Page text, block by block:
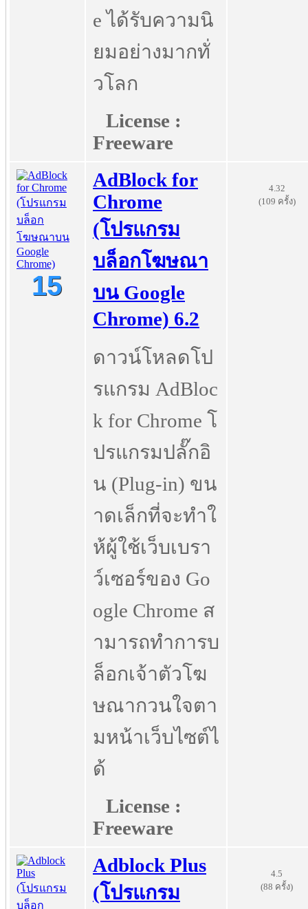
e ได้รับความนิ
ยมอย่างมากทั่
วโลก
License :
Freeware
15
AdBlock for
Chrome
(โปรแกรม
บล็อกโฆษณา
บน Google
Chrome) 6.2
ดาวน์โหลดโป
รแกรม AdBloc
k for Chrome โ
ปรแกรมปลั๊กอิ
น (Plug-in) ขน
าดเล็กที่จะทำใ
ห้ผู้ใช้เว็บเบรา
ว์เซอร์ของ Go
ogle Chrome ส
ามารถทำการบ
ล็อกเจ้าตัวโฆ
ษณากวนใจตา
มหน้าเว็บไซต์ไ
ด้
License :
Freeware
4.32
(109 ครั้ง)
Adblock Plus
(โปรแกรม
4.5
(88 ครั้ง)